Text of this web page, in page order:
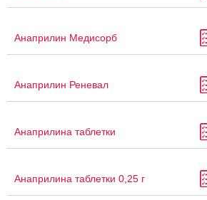
Анаприлин Медисорб
Анаприлин Реневал
Анаприлина таблетки
Анаприлина таблетки 0,25 г